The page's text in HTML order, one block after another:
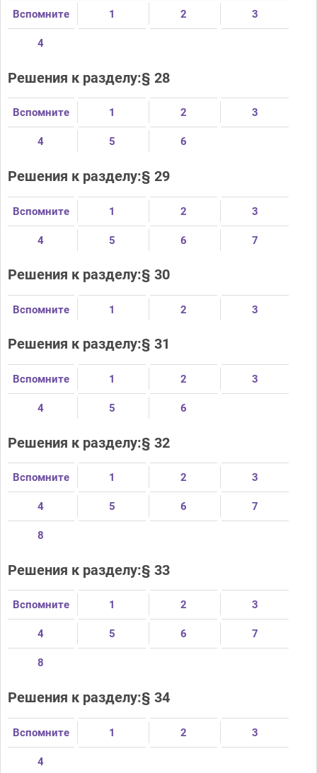
Вспомните 1 2 3
4
Решения к разделу:§ 28
Вспомните 1 2 3
4 5 6
Решения к разделу:§ 29
Вспомните 1 2 3
4 5 6 7
Решения к разделу:§ 30
Вспомните 1 2 3
Решения к разделу:§ 31
Вспомните 1 2 3
4 5 6
Решения к разделу:§ 32
Вспомните 1 2 3
4 5 6 7
8
Решения к разделу:§ 33
Вспомните 1 2 3
4 5 6 7
8
Решения к разделу:§ 34
Вспомните 1 2 3
4